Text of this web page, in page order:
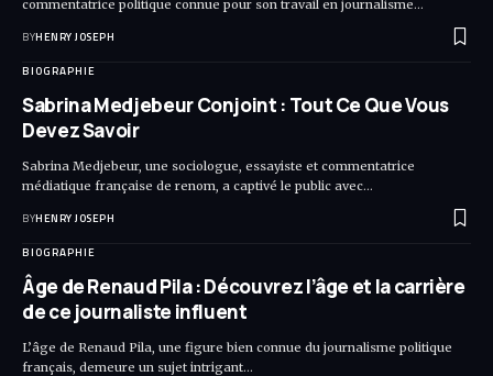
commentatrice politique connue pour son travail en journalisme…
BYHENRY JOSEPH
BIOGRAPHIE
Sabrina Medjebeur Conjoint : Tout Ce Que Vous
Devez Savoir
Sabrina Medjebeur, une sociologue, essayiste et commentatrice
médiatique française de renom, a captivé le public avec…
BYHENRY JOSEPH
BIOGRAPHIE
Âge de Renaud Pila : Découvrez l’âge et la carrière
de ce journaliste influent
L’âge de Renaud Pila, une figure bien connue du journalisme politique
français, demeure un sujet intrigant…